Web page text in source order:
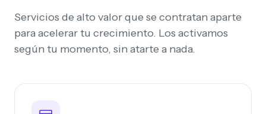
Servicios de alto valor que se contratan aparte
para acelerar tu crecimiento. Los activamos
según tu momento, sin atarte a nada.